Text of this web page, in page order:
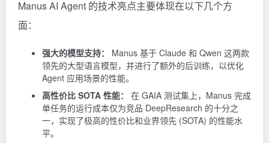
ManusAI Agent 的技术亮点主要体现在以下几个方
面：
强大的模型支持： Manus 基于 Claude 和 Qwen 这两款
领先的大型语言模型，并进行了额外的后训练，以优化
Agent 应用场景的性能。
高性价比 SOTA 性能：
在 GAIA 测试集上，Manus 完成
单任务的运行成本仅为竞品 DeepResearch 的十分之
一，实现了极高的性价比和业界领先 (SOTA) 的性能水
平。